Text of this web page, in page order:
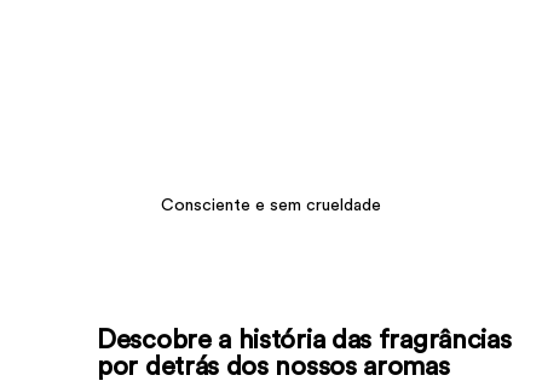
Consciente e sem crueldade
Descobre a história das fragrâncias
por detrás dos nossos aromas